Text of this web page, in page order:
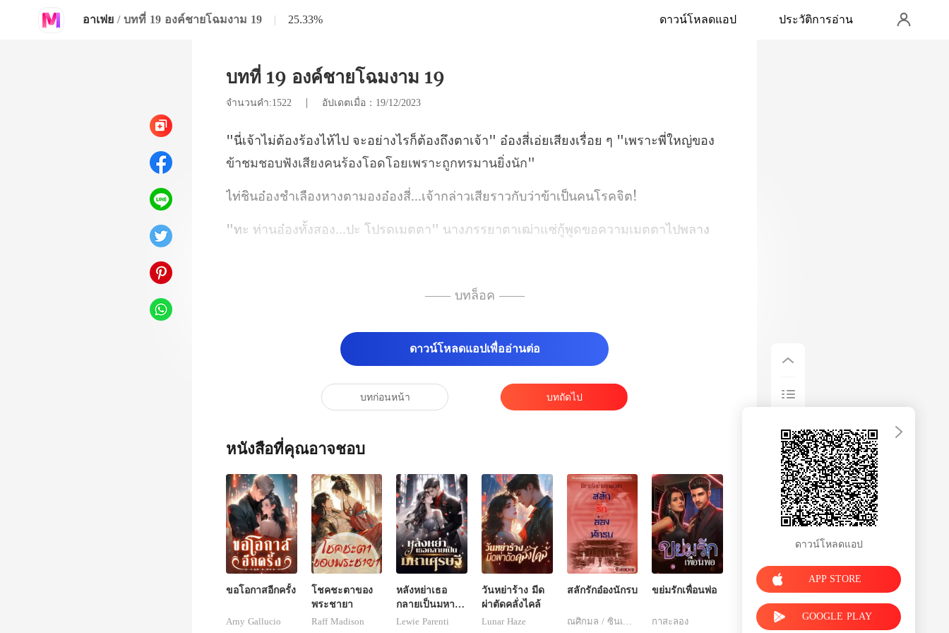
อาเฟย / บทที่ 19 องค์ชายโฉมงาม 19 | 25.33% ดาวน์โหลดแอป ประวัติการอ่าน
บทที่ 19 องค์ชายโฉมงาม 19
จำนวนคำ:1522 | อัปเดตเมื่อ：19/12/2023
้า" อ๋องสี่เอ่ยเสียงเรื่อย ๆ "เพราะพี่ใหญ่ของ
ข้
องอ๋องสี่...เจ้ากล่าวเสี
าตาเฒ่าแซ่กู้พูดขอความเมตตาไปพลาง
—— บทล็อค ——
ดาวน์โหลดแอปเพื่ออ่านต่อ
บทก่อนหน้า บทถัดไป
หนังสือที่คุณอาจชอบ
ขอโอกาสอีกครั้ง
Arny Gallucio
โชคชะตาของ
พระชายา
Raff Madison
หลังหย่าเธอ
กลายเป็นมหา
เศรษฐี
Lewie Parenti
วันหย่าร้าง มีด
ผ่าตัดคลั่งไคล้
Lunar Haze
สลักรักอ๋องนักรบ
ณศิกมล / ซินเหมย
ขย่มรักเพื่อนพ่อ
กาสะลอง
ดาวน์โหลดแอป
APP STORE
GOOGLE PLAY